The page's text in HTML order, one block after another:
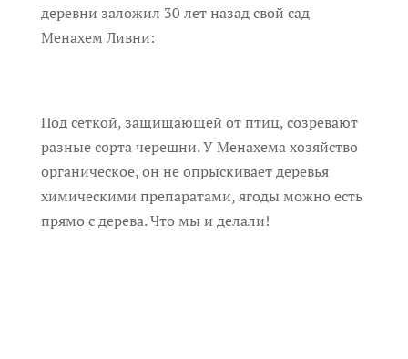
деревни заложил 30 лет назад свой сад
Менахем Ливни:
Под сеткой, защищающей от птиц, созревают
разные сорта черешни. У Менахема хозяйство
органическое, он не опрыскивает деревья
химическими препаратами, ягоды можно есть
прямо с дерева. Что мы и делали!